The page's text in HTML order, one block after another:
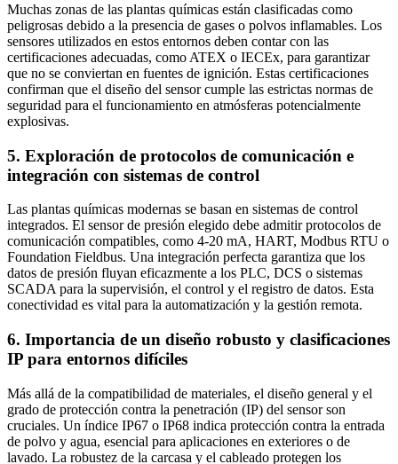
Muchas zonas de las plantas químicas están clasificadas como
peligrosas debido a la presencia de gases o polvos inflamables. Los
sensores utilizados en estos entornos deben contar con las
certificaciones adecuadas, como ATEX o IECEx, para garantizar
que no se conviertan en fuentes de ignición. Estas certificaciones
confirman que el diseño del sensor cumple las estrictas normas de
seguridad para el funcionamiento en atmósferas potencialmente
explosivas.
5. Exploración de protocolos de comunicación e
integración con sistemas de control
Las plantas químicas modernas se basan en sistemas de control
integrados. El sensor de presión elegido debe admitir protocolos de
comunicación compatibles, como 4-20 mA, HART, Modbus RTU o
Foundation Fieldbus. Una integración perfecta garantiza que los
datos de presión fluyan eficazmente a los PLC, DCS o sistemas
SCADA para la supervisión, el control y el registro de datos. Esta
conectividad es vital para la automatización y la gestión remota.
6. Importancia de un diseño robusto y clasificaciones
IP para entornos difíciles
Más allá de la compatibilidad de materiales, el diseño general y el
grado de protección contra la penetración (IP) del sensor son
cruciales. Un índice IP67 o IP68 indica protección contra la entrada
de polvo y agua, esencial para aplicaciones en exteriores o de
lavado. La robustez de la carcasa y el cableado protegen los